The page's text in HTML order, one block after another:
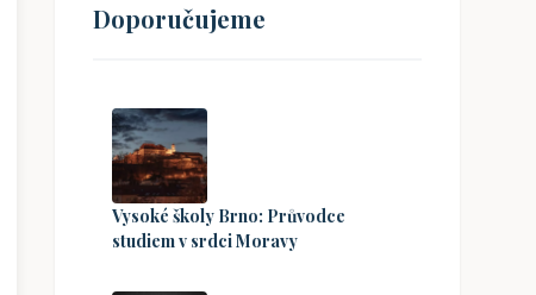
Doporučujeme
Vysoké školy Brno: Průvodce
studiem v srdci Moravy